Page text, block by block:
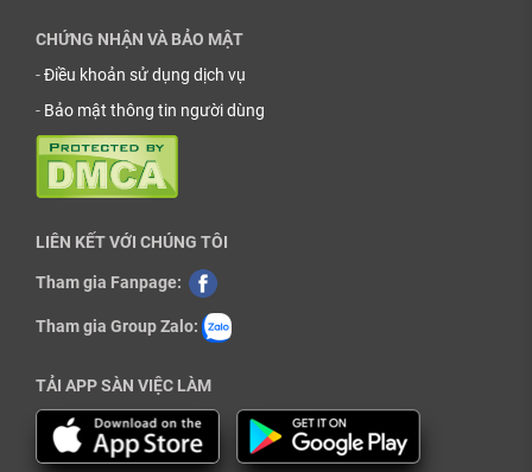
CHỨNG NHẬN VÀ BẢO MẬT
-Điều khoản sử dụng dịch vụ
- Bảo mật thông tin người dùng
LIÊN KẾT VỚI CHÚNG TÔI
Tham gia Fanpage:
Tham gia Group Zalo:
TẢI APP SÀN VIỆC LÀM